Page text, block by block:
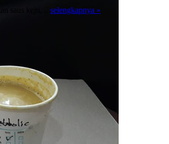
saus keju, .. selengkapnya »